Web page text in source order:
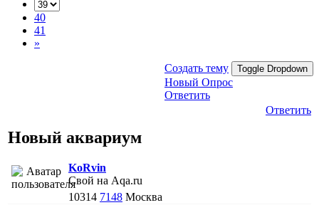
40
41
»
Создать тему Toggle Dropdown
Новый Опрос
Ответить
Ответить
Новый аквариум
KoRvin
Свой на Aqa.ru
10314 7148 Москва